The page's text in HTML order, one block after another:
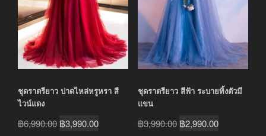
ชุดราตรียาว ปาดไหล่หรูหรา สี
ไวน์แดง
฿6,990.00 Original
฿3,990.00Current
ชุดราตรียาว สีฟ้า ระบายทิ้งตัวมี
แขน
฿3,990.00 Original
฿2,990.00Current